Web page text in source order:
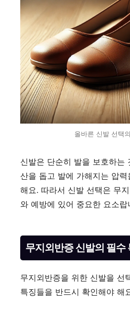
올바른 신발 선택
신발은 단순히 발을 보호하는
산을 돕고 발에 가해지는 압
해요. 따라서 신발 선택은 무
와 예방에 있어 중요한 요소랍
무지외반증 신발의 필수
무지외반증을 위한 신발을 선
특징들을 반드시 확인해야 해